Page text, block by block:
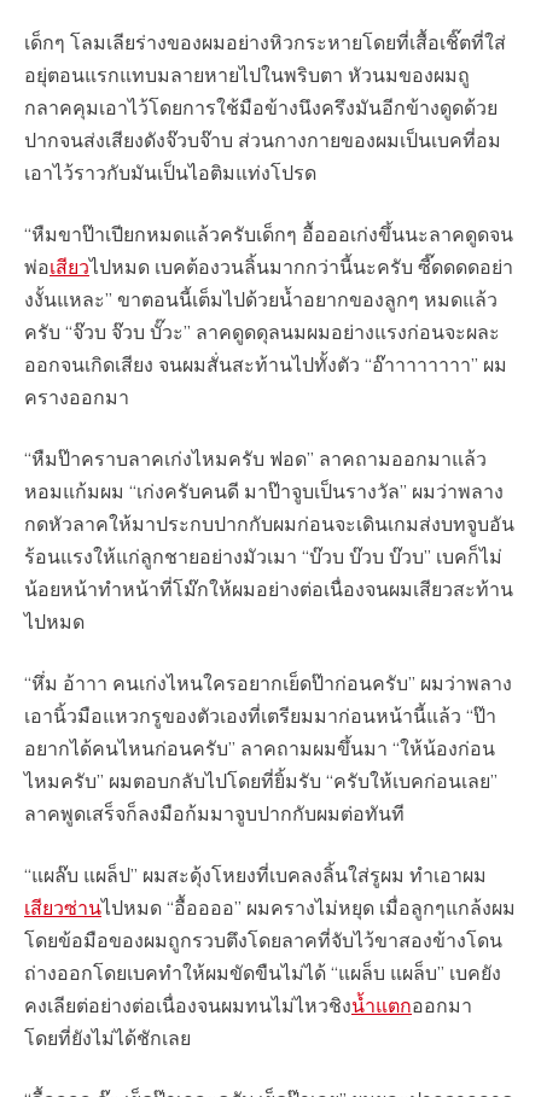
เด็กๆ โลมเลียร่างของผมอย่างหิวกระหายโดยที่เสื้อเชิ๊ตที่ใส่
อยุ่ตอนแรกแทบมลายหายไปในพริบตา หัวนมของผมถู
กลาคคุมเอาไว้โดยการใช้มือข้างนึงครึงมันอีกข้างดูดด้วย
ปากจนส่งเสียงดังจ๊วบจ๊าบ ส่วนกางกายของผมเป็นเบคที่อม
เอาไว้ราวกับมันเป็นไอติมแท่งโปรด
“หืมขาป๊าเปียกหมดแล้วครับเด็กๆ อื้อออเก่งขึ้นนะลาคดูดจน
พ่อเสียวไปหมด เบคต้องวนลิ้นมากกว่านี้นะครับ ซี๊ดดดดอย่า
งงั้นแหละ” ขาตอนนี้เต็มไปด้วยน้ำอยากของลูกๆ หมดแล้ว
ครับ “จ๊วบ จ๊วบ บั๊วะ” ลาคดูดดุลนมผมอย่างแรงก่อนจะผละ
ออกจนเกิดเสียง จนผมสั่นสะท้านไปทั้งตัว “อ๊าาาาาาาา” ผม
ครางออกมา
“หืมป๊าคราบลาคเก่งไหมครับ ฟอด” ลาคถามออกมาแล้ว
หอมแก้มผม “เก่งครับคนดี มาป๊าจูบเป็นรางวัล” ผมว่าพลาง
กดหัวลาคให้มาประกบปากกับผมก่อนจะเดินเกมส่งบทจูบอัน
ร้อนแรงให้แก่ลูกชายอย่างมัวเมา “บ๊วบ บ๊วบ บ๊วบ” เบคก็ไม่
น้อยหน้าทำหน้าที่โม๊กให้ผมอย่างต่อเนื่องจนผมเสียวสะท้าน
ไปหมด
“หึ่ม อ้าาา คนเก่งไหนใครอยากเย็ดป๊าก่อนครับ” ผมว่าพลาง
เอานิ้วมือแหวกรูของตัวเองที่เตรียมมาก่อนหน้านี้แล้ว “ป๊า
อยากได้คนไหนก่อนครับ” ลาคถามผมขึ้นมา “ให้น้องก่อน
ไหมครับ” ผมตอบกลับไปโดยที่ยิ้มรับ “ครับให้เบคก่อนเลย”
ลาคพูดเสร็จก็ลงมือก้มมาจูบปากกับผมต่อทันที
“แผล๊บ แผล็ป” ผมสะดุ้งโหยงที่เบคลงลิ้นใส่รูผม ทำเอาผม
เสียวซ่านไปหมด “อื้ออออ” ผมครางไม่หยุด เมื่อลูกๆแกล้งผม
โดยข้อมือของผมถูกรวบตึงโดยลาคที่จับไว้ขาสองข้างโดน
ถ่างออกโดยเบคทำให้ผมขัดขืนไม่ได้ “แผล็บ แผล็บ” เบคยัง
คงเลียต่อย่างต่อเนื่องจนผมทนไม่ไหวชิงน้ำแตกออกมา
โดยที่ยังไม่ได้ชักเลย